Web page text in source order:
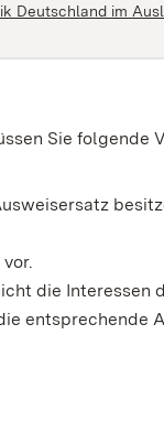
Deutschland im
Sie folgende
die Interessen
entsprechende